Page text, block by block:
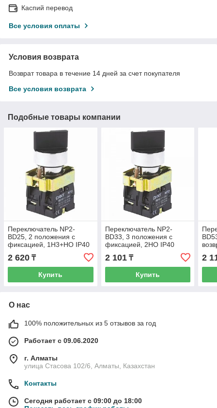
Каспий перевод
Все условия оплаты
Условия возврата
Возврат товара в течение 14 дней за счет покупателя
Все условия возврата
Подобные товары компании
Переключатель NP2-
BD25, 2 положения с
фиксацией, 1Н3+НО IP40
(CHINT) 573981
2 620 ₸
Купить
Переключатель NP2-
BD33, 3 положения с
фиксацией, 2НО IP40
(CHINT) 574849
2 101₸
Купить
2
О нас
100% положительных из 5 отзывов за год
Работает с 09.06.2020
г. Алматы
улица Стасова 102/6, Алматы, Казахстан
Контакты
Сегодня работает с 09:00 до 18:00